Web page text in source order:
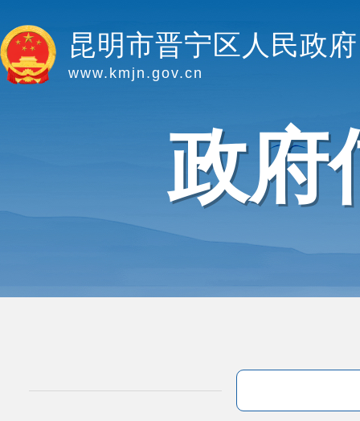
昆明市晋宁区人民政府
www.kmjn.gov.cn
政府